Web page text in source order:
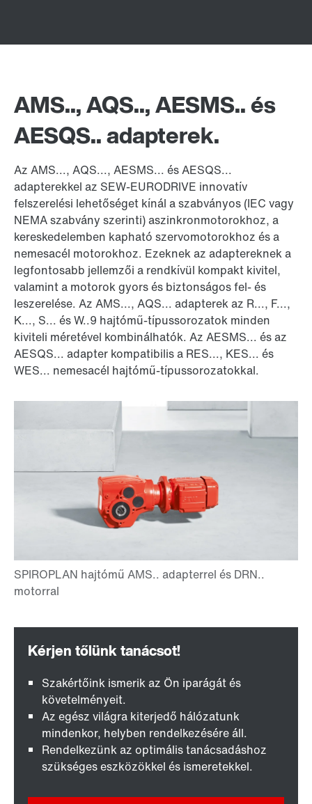
AMS.., AQS.., AESMS.. és
AESQS.. adapterek.
Az AMS..., AQS..., AESMS... és AESQS...
adapterekkel az SEW-EURODRIVE innovatív
felszerelési lehetőséget kínál a szabványos (IEC vagy
NEMA szabvány szerinti) aszinkronmotorokhoz, a
kereskedelemben kapható szervomotorokhoz és a
nemesacél motorokhoz. Ezeknek az adaptereknek a
legfontosabb jellemzői a rendkívül kompakt kivitel,
valamint a motorok gyors és biztonságos fel- és
leszerelése. Az AMS..., AQS... adapterek az R..., F...,
K..., S... és W..9 hajtómű-típussorozatok minden
kiviteli méretével kombinálhatók. Az AESMS... és az
AESQS... adapter kompatibilis a RES..., KES... és
WES... nemesacél hajtómű-típussorozatokkal.
Szakértőink ismerik az Ön iparágát és
követelményeit.
Az egész világra kiterjedő hálózatunk
mindenkor, helyben rendelkezésére áll.
Rendelkezünk az optimális tanácsadáshoz
szükséges eszközökkel és ismeretekkel.